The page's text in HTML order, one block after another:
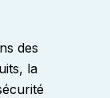
des
la